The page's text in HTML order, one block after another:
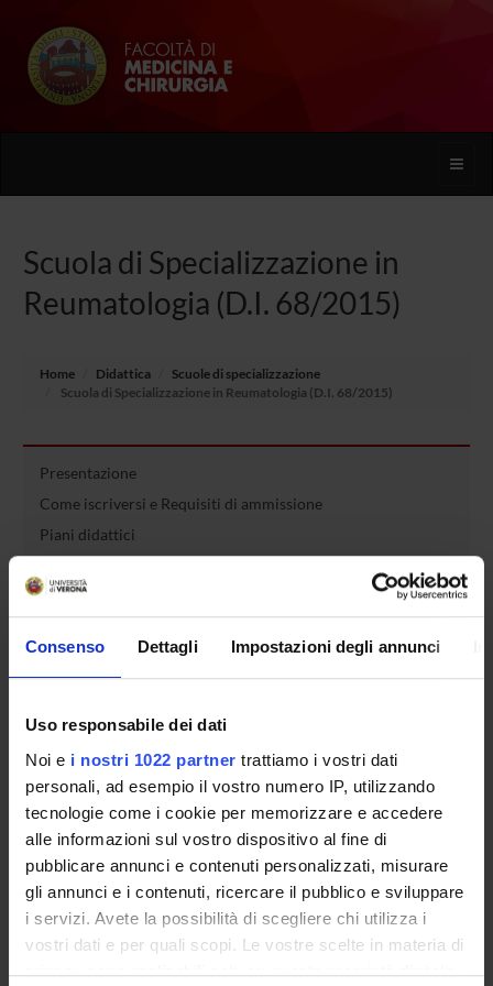
Consenso Dettagli Impostazioni degli annunci
Uso responsabile dei dati
Noi e i nostri 1022 partner trattiamo i vostri dati
personali, ad esempio il vostro numero IP, utilizzando
tecnologie come i cookie per memorizzare e accedere
alle informazioni sul vostro dispositivo al fine di
pubblicare annunci e contenuti personalizzati, misurare
gli annunci e i contenuti, ricercare il pubblico e sviluppare
i servizi. Avete la possibilità di scegliere chi utilizza i
vostri dati e per quali scopi. Le vostre scelte in materia di
privacy sono applicabili solo su questa proprietà digitale
Toggle
Scuola di Specializzazione in
Reumatologia (D.I. 68/2015)
Home Didattica
Scuole di specializzazione
Scuola di Specializzazione in Reumatologia (D.I. 68/2015)
Presentazione
Come iscriversi e Requisiti di ammissione
Piani didattici
Bacheca avvisi
Rete formativa
Servizio Studenti Internazionali
OFFERTA FORMATIVA
SEMESTRE FILTRO
CORSI DI LAUREA